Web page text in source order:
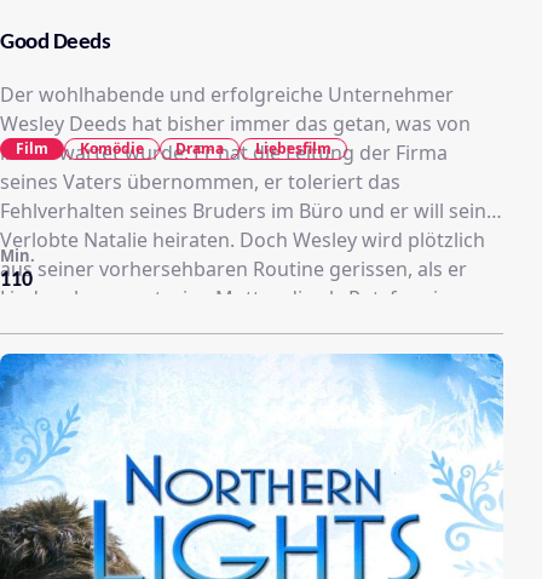
Good Deeds
Der wohlhabende und erfolgreiche Unternehmer
Wesley Deeds hat bisher immer das getan, was von
ihm erwartet wurde: Er hat die Leitung der Firma
seines Vaters übernommen, er toleriert das
Fehlverhalten seines Bruders im Büro und er will seine
Verlobte Natalie heiraten. Doch Wesley wird plötzlich
aus seiner vorhersehbaren Routine gerissen, als er
Lindsey begegnet, eine Mutter, die als Putzfrau in
seiner Firma arbeitet...
110
Min.
Film Komödie Drama Liebesfilm